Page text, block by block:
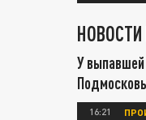
НОВОСТИ
У
16:21